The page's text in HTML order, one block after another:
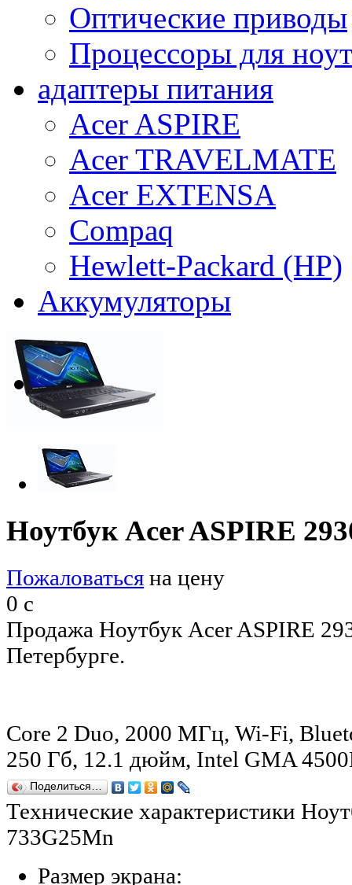
Оптические приводы
Процессоры для
адаптеры питания
Acer ASPIRE
Acer TRAVELMATE
Acer EXTENSA
Compaq
Hewlett-Packard (HP)
Аккумуляторы
Ноутбук Acer ASPIRE
Пожаловаться на цену
0 c
Продажа Ноутбук Acer ASPIRE
Петербурге.
Core 2 Duo, 2000 МГц, Wi-Fi,
250 Гб, 12.1 дюйм, Intel GMA
Поделиться…
Технические характеристики
733G25Mn
Размер экрана: